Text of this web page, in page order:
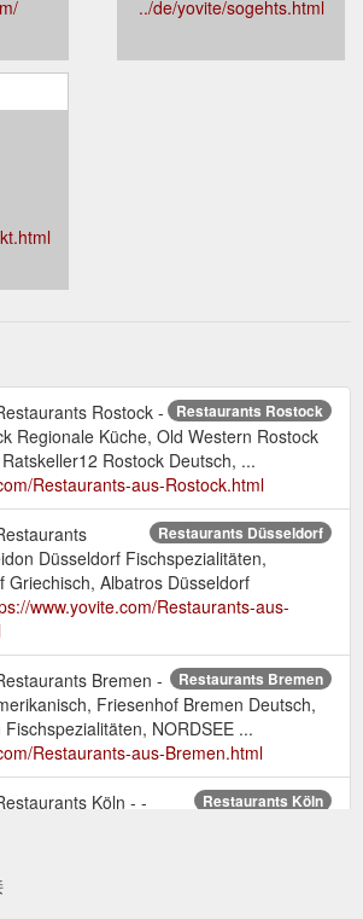
../de/yovite/sogehts.html
Restaurants Rostock
Rostock -
Regionale Küche, Old Western Rostock
Rostock Deutsch, ...
Restaurants-aus-Rostock.html
Restaurants Düsseldorf
Düsseldorf Fischspezialitäten,
Griechisch, Albatros Düsseldorf
www.yovite.com/Restaurants-aus-
Restaurants Bremen
Bremen -
Friesenhof Bremen Deutsch,
NORDSEE ...
Restaurants-aus-Bremen.html
Restaurants Köln
Köln - -
Köln Fischspezialitäten, Haus ...
Restaurants-aus-K%F6ln.html